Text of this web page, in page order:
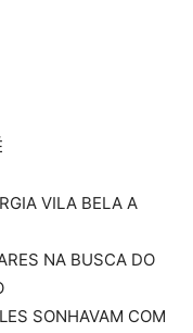
VILA BELA A
NA BUSCA DO
SONHAVAM COM